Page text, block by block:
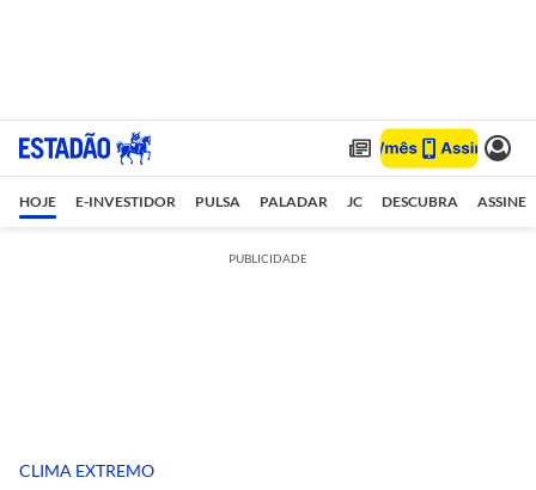
HOJE E-INVESTIDOR PULSA PALADAR JC DESCUBRA ASSINE
PUBLICIDADE
CLIMA EXTREMO